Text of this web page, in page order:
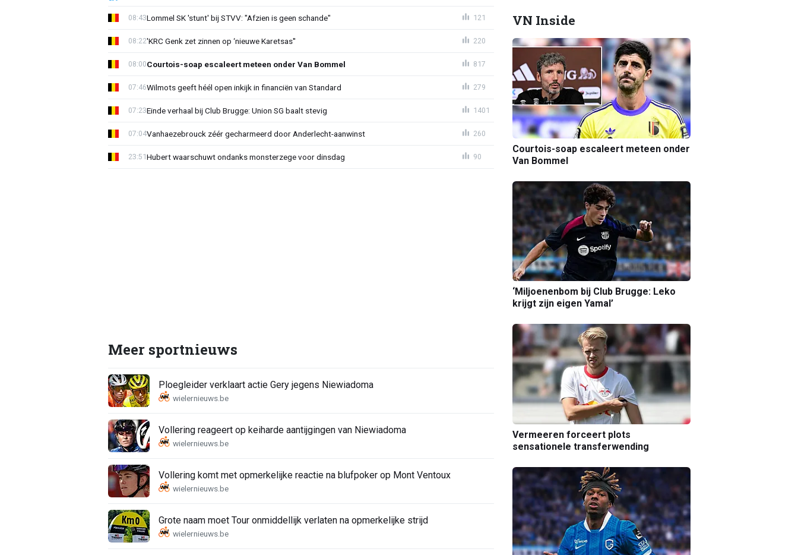
Lommel SK 'stunt' bij STVV: "Afzien is geen schande"
08:43 121
'KRC Genk zet zinnen op ‘nieuwe Karetsas''
08:22 220
Courtois-soap escaleert meteen onder Van Bommel
08:00 817
Wilmots geeft héél open inkijk in financiën van Standard
07:46 279
Einde verhaal bij Club Brugge: Union SG baalt stevig
07:23 1401
Vanhaezebrouck zéér gecharmeerd door Anderlecht-aanwinst
07:04 260
Hubert waarschuwt ondanks monsterzege voor dinsdag
23:51 90
Meer sportnieuws
Ploegleider verklaart actie Gery jegens Niewiadoma
Vollering reageert op keiharde aantijgingen van Niewiadoma
Vollering komt met opmerkelijke reactie na blufpoker op Mont Ventoux
Grote naam moet Tour onmiddellijk verlaten na opmerkelijke strijd
VN Inside
Courtois-soap escaleert meteen onder
Van Bommel
‘Miljoenenbom bij Club Brugge: Leko
krijgt zijn eigen Yamal’
Vermeeren forceert plots
sensationele transferwending